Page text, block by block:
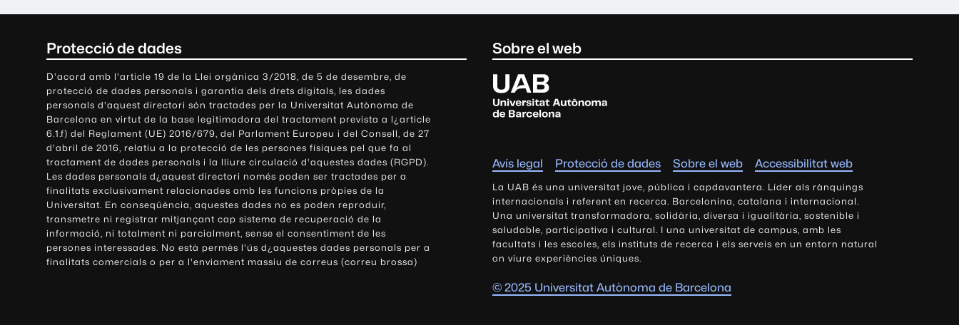
Protecció de dades
D'acord amb l'article 19 de la Llei orgànica 3/2018, de 5 de desembre, de
protecció de dades personals i garantia dels drets digitals, les dades
personals d'aquest directori són tractades per la Universitat Autònoma de
Barcelona en virtut de la base legitimadora del tractament prevista a l¿article
6.1.f) del Reglament (UE) 2016/679, del Parlament Europeu i del Consell, de 27
d'abril de 2016, relatiu a la protecció de les persones físiques pel que fa al
tractament de dades personals i la lliure circulació d'aquestes dades (RGPD).
Les dades personals d¿aquest directori només poden ser tractades per a
finalitats exclusivament relacionades amb les funcions pròpies de la
Universitat. En conseqüència, aquestes dades no es poden reproduir,
transmetre ni registrar mitjançant cap sistema de recuperació de la
informació, ni totalment ni parcialment, sense el consentiment de les
persones interessades. No està permès l'ús d¿aquestes dades personals per a
finalitats comercials o per a l'enviament massiu de correus (correu brossa)
Sobre el web
U
n
i
s
i
t
a
t
A
u
t
ò
Avís legal Protecció de dades Sobre el web Accessibilitat web
La UAB és una universitat jove, pública i capdavantera. Líder als rànquings
internacionals i referent en recerca. Barcelonina, catalana i internacional.
Una universitat transformadora, solidària, diversa i igualitària, sostenible i
saludable, participativa i cultural. I una universitat de campus, amb les
facultats i les escoles, els instituts de recerca i els serveis en un entorn natural
on viure experiències úniques.
© 2025 Universitat Autònoma de Barcelona